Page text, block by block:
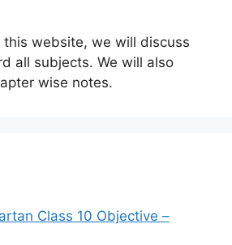
this website, we will discuss
all subjects. We will also
wise notes.
Class 10 Objective –